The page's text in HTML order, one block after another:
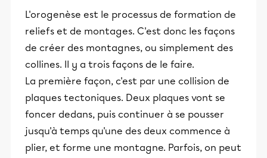
L'orogenèse est le processus de formation de
reliefs et de montages. C'est donc les façons
de créer des montagnes, ou simplement des
collines. Il y a trois façons de le faire.
La première façon, c'est par une collision de
plaques tectoniques. Deux plaques vont se
foncer dedans, puis continuer à se pousser
jusqu'à temps qu'une des deux commence à
plier, et forme une montagne. Parfois, on peut